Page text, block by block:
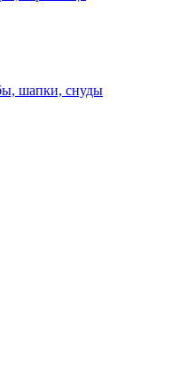
шапки, снуды